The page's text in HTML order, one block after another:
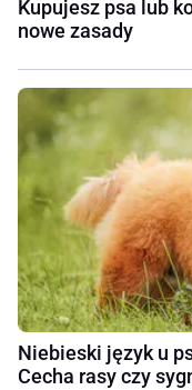
Kupujesz psa lub
nowe zasady
Niebieski język u
Cecha rasy czy